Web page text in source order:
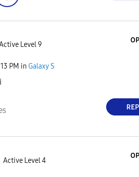
Level 9
PM in Galaxy S
Active Level 4